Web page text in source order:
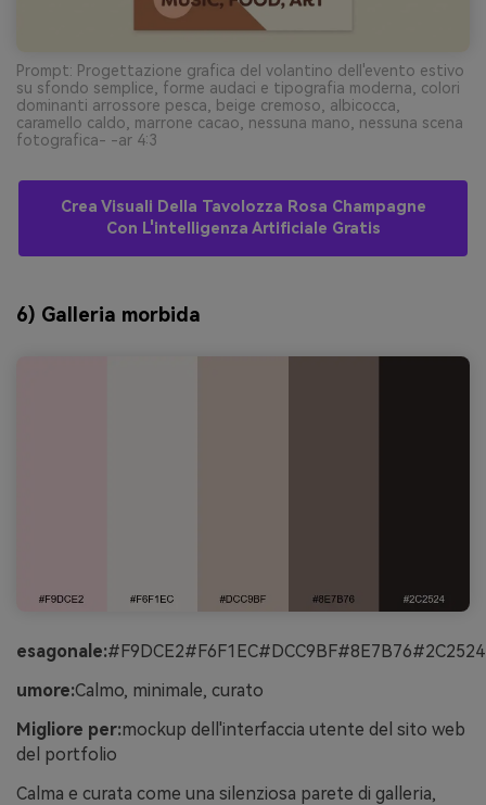
Prompt: Progettazione grafica del volantino dell'evento estivo
su sfondo semplice, forme audaci e tipografia moderna, colori
dominanti arrossore pesca, beige cremoso, albicocca,
caramello caldo, marrone cacao, nessuna mano, nessuna scena
fotografica- -ar 4:3
Crea Visuali Della Tavolozza Rosa Champagne
Con L'intelligenza Artificiale Gratis
6) Galleria morbida
esagonale:#F9DCE2#F6F1EC#DCC9BF#8E7B76#2C2524
umore:Calmo, minimale, curato
Migliore per:mockup dell'interfaccia utente del sito web
del portfolio
Calma e curata come una silenziosa parete di galleria,